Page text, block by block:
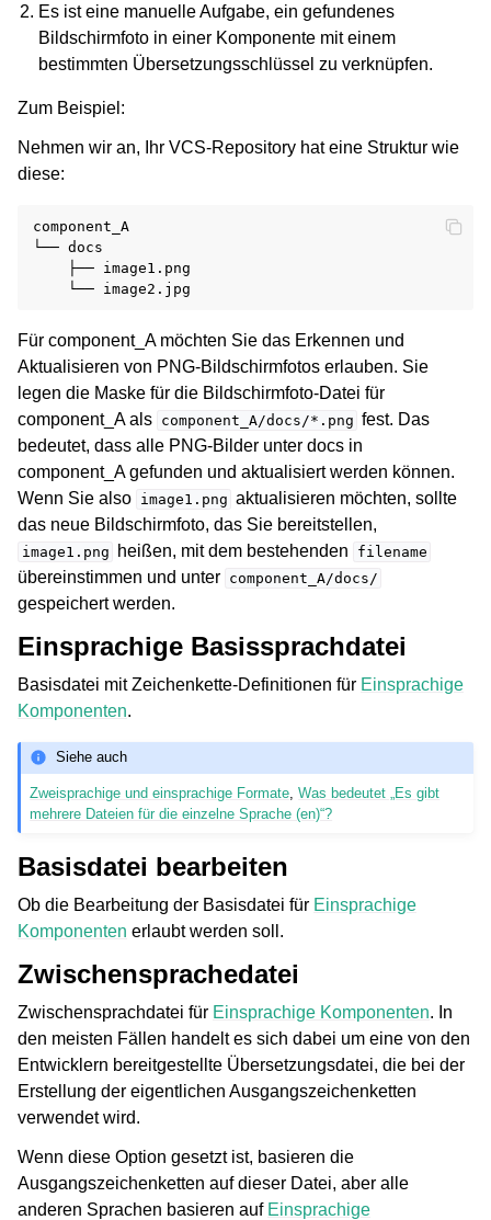
Es ist eine manuelle Aufgabe, ein gefundenes
Bildschirmfoto in einer Komponente mit einem
bestimmten Übersetzungsschlüssel zu verknüpfen.
Zum Beispiel:
Nehmen wir an, Ihr VCS-Repository hat eine Struktur wie
diese:
component_A
└── docs
    ├── image1.png
Für component_A möchten Sie das Erkennen und
Aktualisieren von PNG-Bildschirmfotos erlauben. Sie
legen die Maske für die Bildschirmfoto-Datei für
component_A als component_A/docs/*.png fest. Das
bedeutet, dass alle PNG-Bilder unter docs in
component_A gefunden und aktualisiert werden können.
Wenn Sie also image1.png aktualisieren möchten, sollte
das neue Bildschirmfoto, das Sie bereitstellen,
image1.png heißen, mit dem bestehenden filename
übereinstimmen und unter component_A/docs/
gespeichert werden.
Einsprachige Basissprachdatei
Basisdatei mit Zeichenkette-Definitionen für Einsprachige
Komponenten.
Siehe auch
Zweisprachige und einsprachige Formate ,Was bedeutet „Es gibt
mehrere Dateien für die einzelne Sprache (en)“?
Basisdatei bearbeiten
Ob die Bearbeitung der Basisdatei für Einsprachige
Komponenten erlaubt werden soll.
Zwischensprachedatei
Zwischensprachdatei für Einsprachige Komponenten. In
den meisten Fällen handelt es sich dabei um eine von den
Entwicklern bereitgestellte Übersetzungsdatei, die bei der
Erstellung der eigentlichen Ausgangszeichenketten
verwendet wird.
Wenn diese Option gesetzt ist, basieren die
Ausgangszeichenketten auf dieser Datei, aber alle
anderen Sprachen basieren auf Einsprachige